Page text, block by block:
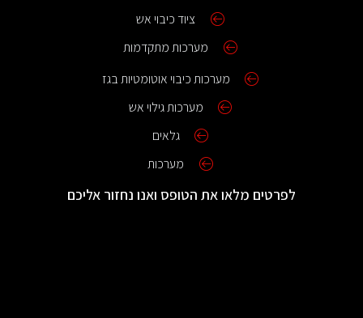
ציוד כיבוי אש
מערכות מתקדמות
מערכות כיבוי אוטומטיות בגז
מערכות גילוי אש
גלאים
מערכות
לפרטים מלאו את הטופס ואנו נחזור אליכם